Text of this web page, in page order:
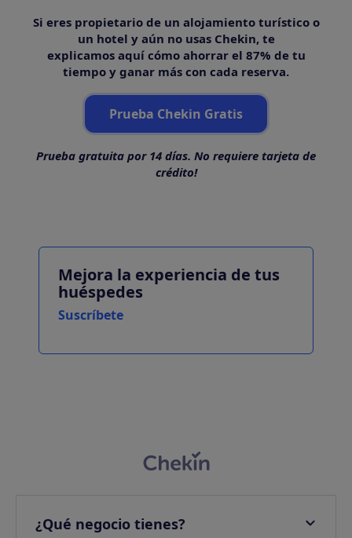
Si eres propietario de un alojamiento turístico o
un hotel y aún no usas Chekin, te
explicamos aquí cómo ahorrar el 87% de tu
tiempo y ganar más con cada reserva.
Prueba Chekin Gratis
Prueba gratuita por 14 días. No requiere tarjeta de
crédito!
Mejora la experiencia de tus
huéspedes
Suscríbete
¿Qué negocio tienes?